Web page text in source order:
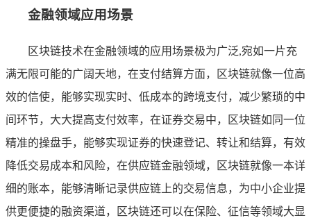
金融领域应用场景
区块链技术在金融领域的应用场景极为广泛,宛如一片充
满无限可能的广阔天地，在支付结算方面，区块链就像一位高
效的信使，能够实现实时、低成本的跨境支付，减少繁琐的中
间环节，大大提高支付效率，在证券交易中，区块链如同一位
精准的操盘手，能够实现证券的快速登记、转让和结算，有效
降低交易成本和风险，在供应链金融领域，区块链就像一本详
细的账本，能够清晰记录供应链上的交易信息，为中小企业提
供更便捷的融资渠道，区块链还可以在保险、征信等领域大显